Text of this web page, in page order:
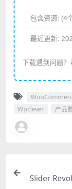
包含资源: (4
最近更新:
下载遇到问题
Wpclever
产品
Slider